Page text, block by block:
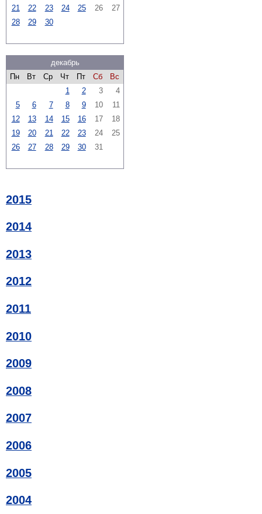
21
22 23 24 25 26
27
28
29 30
декабрь
Пн
Вт Ср Чт Пт Сб
Вс
1
2 3
4
5
6 7 8 9 10
11
12
13 14 15 16 17
18
19
20 21 22 23 24
25
26
27 28 29 30 31
2015
2014
2013
2012
2011
2010
2009
2008
2007
2006
2005
2004